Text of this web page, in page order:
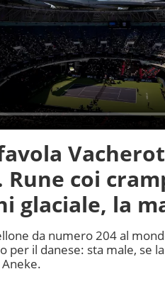
coi
glaciale, la
da numero 204 al
per il danese: sta male, se